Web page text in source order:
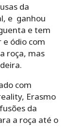
da
e ganhou
e tem
ódio com
roça, mas
com
Erasmo
da
a roça até o